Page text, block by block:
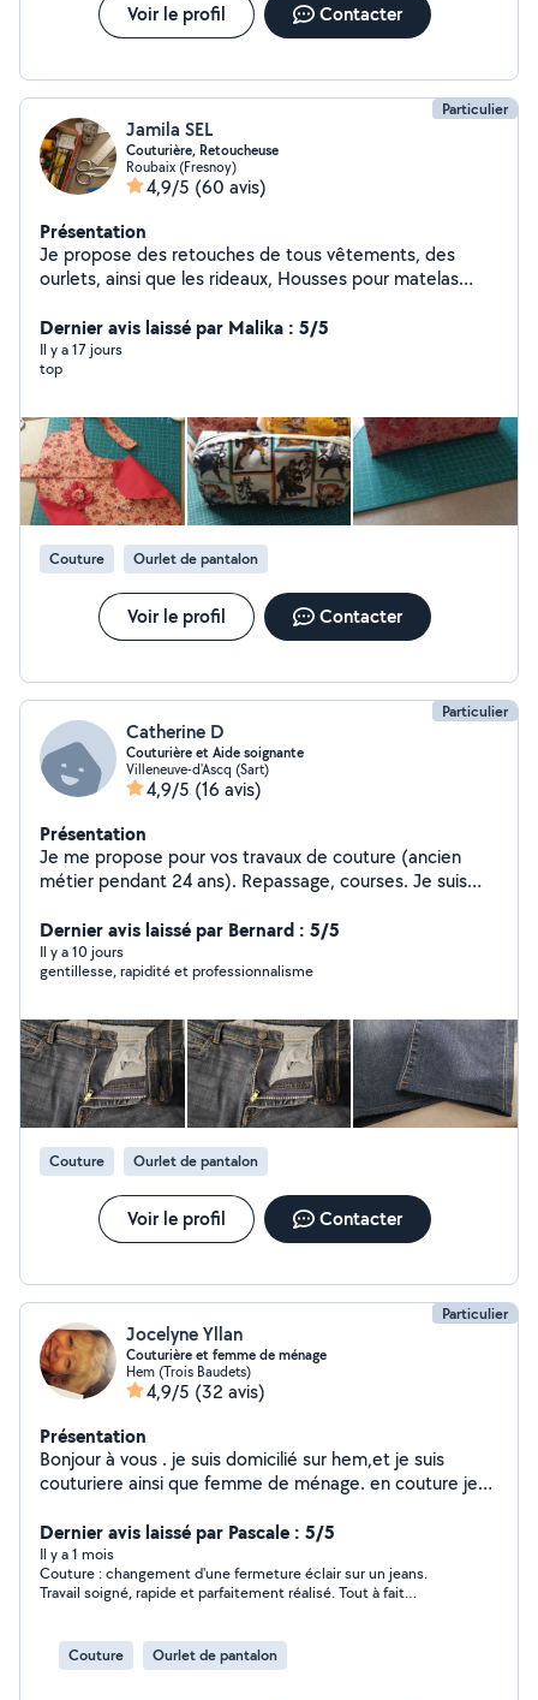
Voir le profil Contacter
Particulier
Jamila SEL
Couturière, Retoucheuse
Roubaix (Fresnoy)
4,9/5 (60 avis)
Présentation
Je propose des retouches de tous vêtements, des
ourlets, ainsi que les rideaux, Housses pour matelas
également aux environs de Lille, Wattignies et les
alentours Je couds depuis plus de 30 ans,
Dernier avis laissé par Malika : 5/5
Il y a 17 jours
top
Couture Ourlet de pantalon
Voir le profil Contacter
Particulier
Catherine D
Couturière et Aide soignante
Villeneuve-d'Ascq (Sart)
4,9/5 (16 avis)
Présentation
Je me propose pour vos travaux de couture (ancien
métier pendant 24 ans). Repassage, courses. Je suis
âgées dans leur quotidien, diplôme d'AMP.
Dernier avis laissé par Bernard : 5/5
Il y a 10 jours
gentillesse, rapidité et professionnalisme
Couture Ourlet de pantalon
Voir le profil Contacter
Particulier
Jocelyne Yllan
Couturière et femme de ménage
Hem (Trois Baudets)
4,9/5 (32 avis)
Présentation
Bonjour à vous . je suis domicilié sur hem,et je suis
couturiere ainsi que femme de ménage. en couture je
pantalons,reprise de vêtements,voilages etc.travail
soigné. ainsi que femme de ménage chez des
particuliers,ménage,repassage etc.et je suis a votre
disposition pour tout renseignement
Dernier avis laissé par Pascale : 5/5
Il y a 1 mois
Couture : changement d'une fermeture éclair sur un jeans.
Travail soigné, rapide et parfaitement réalisé. Tout à fait
Couture Ourlet de pantalon